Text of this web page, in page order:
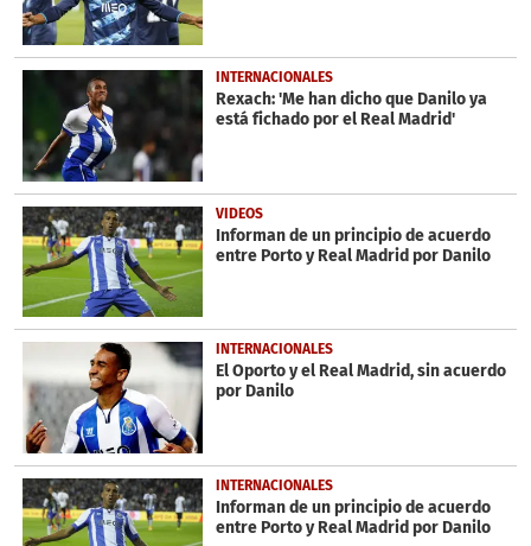
INTERNACIONALES
Rexach: 'Me han dicho que Danilo ya
está fichado por el Real Madrid'
VIDEOS
Informan de un principio de acuerdo
entre Porto y Real Madrid por Danilo
INTERNACIONALES
El Oporto y el Real Madrid, sin acuerdo
por Danilo
INTERNACIONALES
Informan de un principio de acuerdo
entre Porto y Real Madrid por Danilo